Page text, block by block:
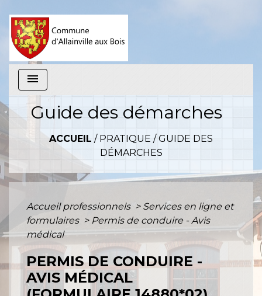
menu
Guide des démarches
ACCUEIL / PRATIQUE /GUIDE DES
DÉMARCHES
Accueil professionnels > Services en ligne et
formulaires > Permis de conduire - Avis
médical
PERMIS DE CONDUIRE -
AVIS MÉDICAL